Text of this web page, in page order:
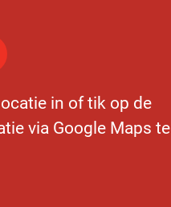
in of tik op de
via Google Maps te